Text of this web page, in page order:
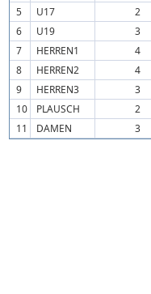
5
U17 2
6
U19 3
7
HERREN1 4
8
HERREN2 4
9
HERREN3 3
10
PLAUSCH 2
11
DAMEN 3